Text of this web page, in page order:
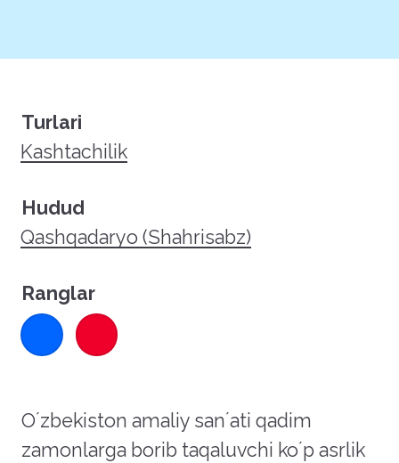
Turlari
Kashtachilik
Hudud
Qashqadaryo (Shahrisabz)
Ranglar
Oʼzbekiston amaliy sanʼati qadim
zamonlarga borib taqaluvchi koʼp asrlik